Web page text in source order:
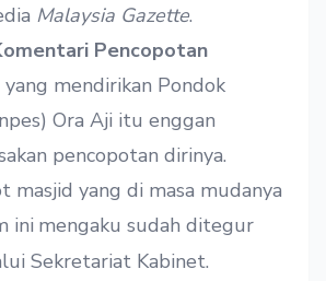
Malaysia Gazette.
Pencopotan
mendirikan Pondok
Ora Aji itu enggan
pencopotan dirinya.
masjid yang di masa mudanya
ini mengaku sudah ditegur
Sekretariat Kabinet.